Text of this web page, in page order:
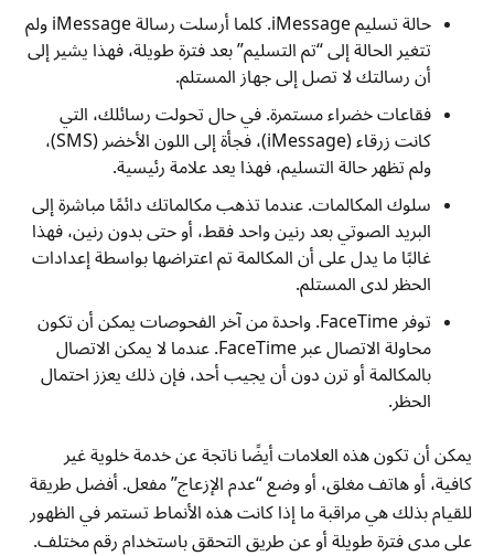
حالة تسليم iMessage. كلما أرسلت رسالة iMessage ولم
تتغير الحالة إلى “تم التسليم” بعد فترة طويلة، فهذا يشير إلى
أن رسالتك لا تصل إلى جهاز المستلم.
فقاعات خضراء مستمرة. في حال تحولت رسائلك، التي
كانت زرقاء (iMessage)، فجأة إلى اللون الأخضر (SMS)،
ولم تظهر حالة التسليم، فهذا يعد علامة رئيسية.
سلوك المكالمات. عندما تذهب مكالماتك دائمًا مباشرة إلى
البريد الصوتي بعد رنين واحد فقط، أو حتى بدون رنين، فهذا
غالبًا ما يدل على أن المكالمة تم اعتراضها بواسطة إعدادات
الحظر لدى المستلم.
توفر FaceTime. واحدة من آخر الفحوصات يمكن أن تكون
محاولة الاتصال عبر FaceTime. عندما لا يمكن الاتصال
بالمكالمة أو ترن دون أن يجيب أحد، فإن ذلك يعزز احتمال
الحظر.
يمكن أن تكون هذه العلامات أيضًا ناتجة عن خدمة خلوية غير
كافية، أو هاتف مغلق، أو وضع “عدم الإزعاج” مفعل. أفضل طريقة
للقيام بذلك هي مراقبة ما إذا كانت هذه الأنماط تستمر في الظهور
على مدى فترة طويلة أو عن طريق التحقق باستخدام رقم مختلف.